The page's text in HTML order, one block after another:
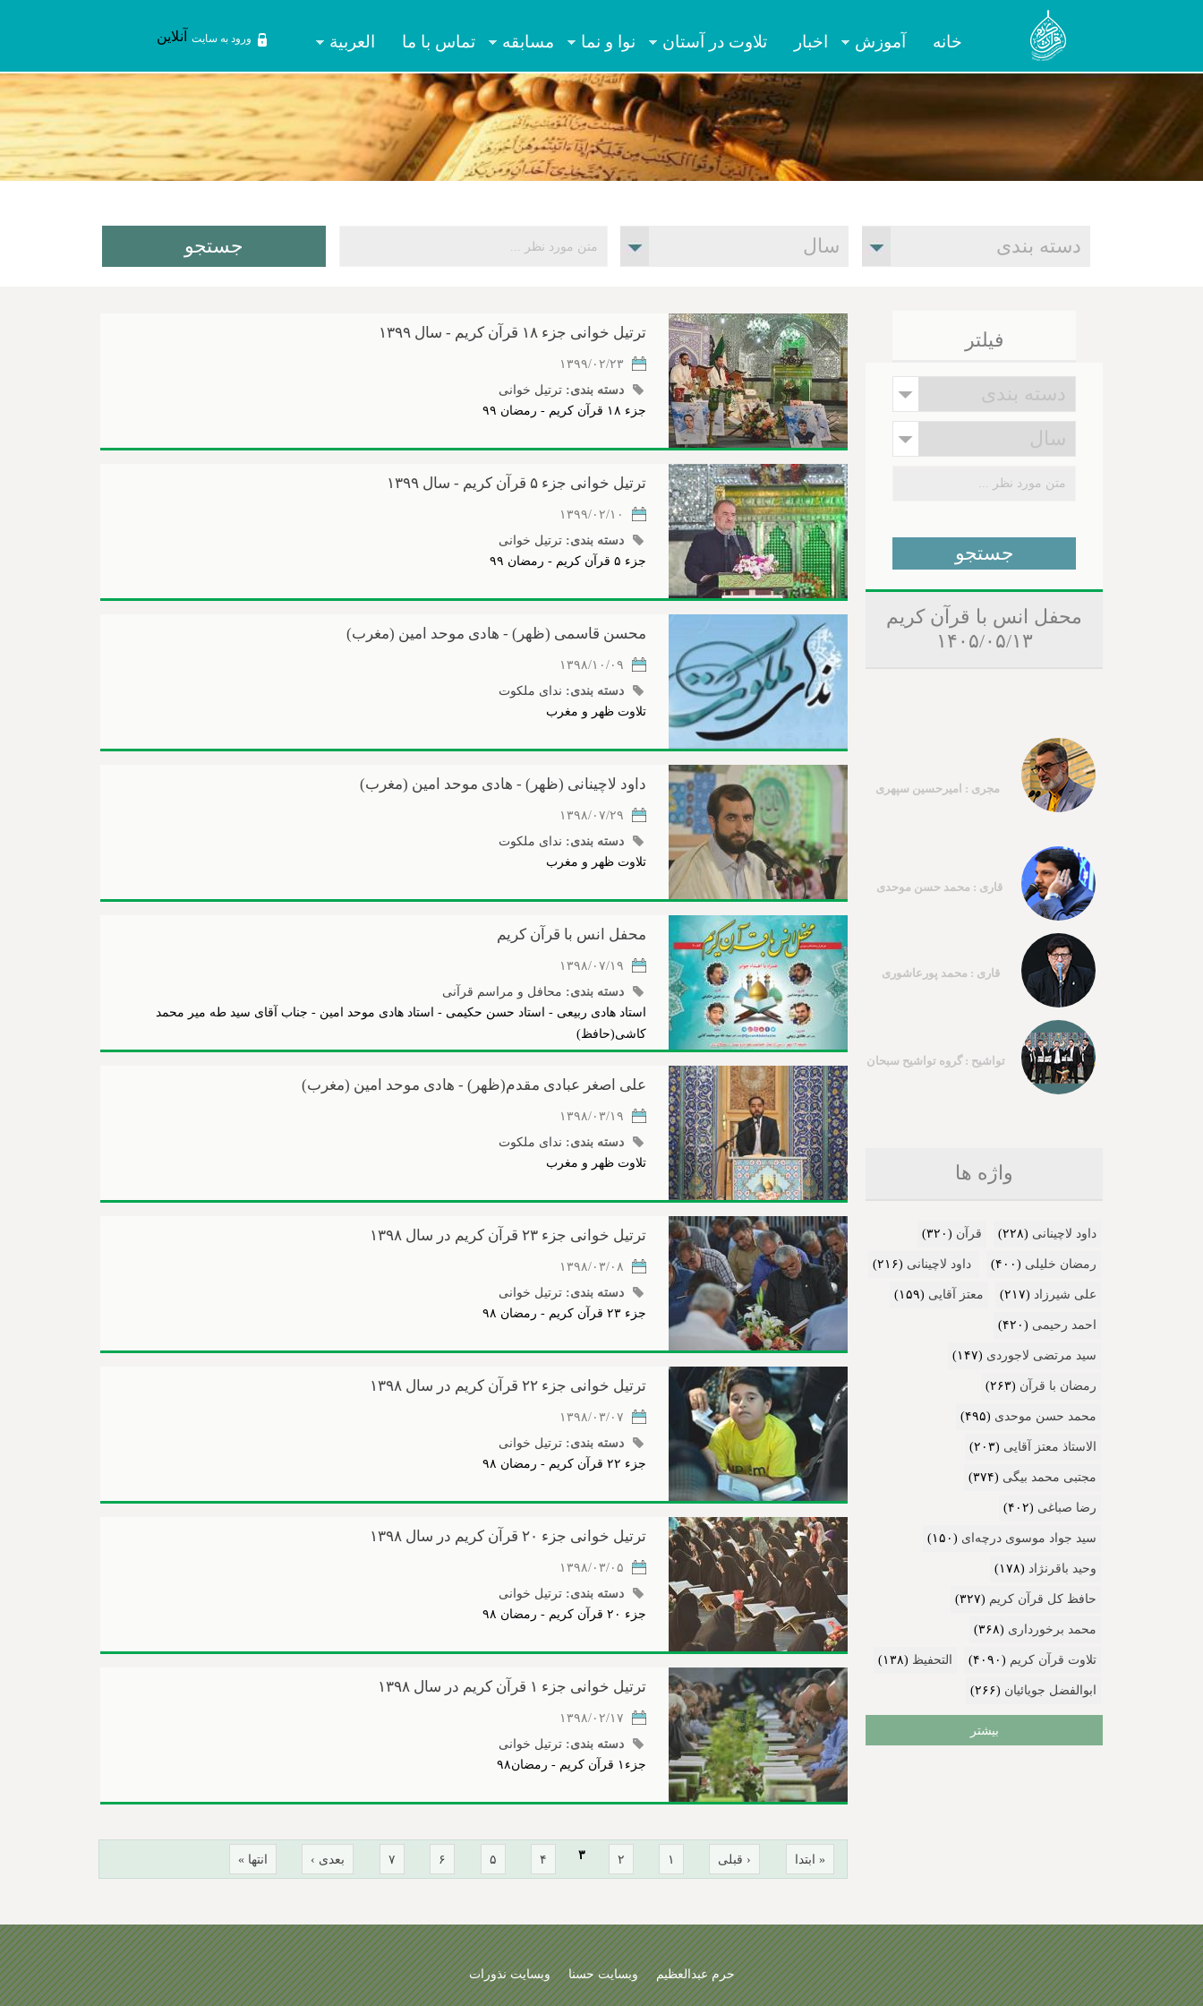
خانه آموزش اخبار تلاوت در آستان نوا و نما مسابقه تماس با ما العربیة ورود به سایت آنلاین
ترتیل خوانی جزء ۱۸ قرآن کریم - سال ۱۳۹۹
۱۳۹۹/۰۲/۲۳
دسته بندی: ترتیل خوانی
جزء ۱۸ قرآن کریم - رمضان ۹۹
ترتیل خوانی جزء ۵ قرآن کریم - سال ۱۳۹۹
۱۳۹۹/۰۲/۱۰
دسته بندی: ترتیل خوانی
جزء ۵ قرآن کریم - رمضان ۹۹
محسن قاسمی (ظهر) - هادی موحد امین (مغرب)
۱۳۹۸/۱۰/۰۹
دسته بندی: ندای ملکوت
تلاوت ظهر و مغرب
داود لاچینانی (ظهر) - هادی موحد امین (مغرب)
۱۳۹۸/۰۷/۲۹
دسته بندی: ندای ملکوت
تلاوت ظهر و مغرب
محفل انس با قرآن کریم
۱۳۹۸/۰۷/۱۹
دسته بندی: محافل و مراسم قرآنی
استاد هادی ربیعی - استاد حسن حکیمی - استاد هادی موحد امین - جناب آقای سید طه میر محمد
کاشی(حافظ)
علی اصغر عبادی مقدم(ظهر) - هادی موحد امین (مغرب)
۱۳۹۸/۰۳/۱۹
دسته بندی: ندای ملکوت
تلاوت ظهر و مغرب
ترتیل خوانی جزء ۲۳ قرآن کریم در سال ۱۳۹۸
۱۳۹۸/۰۳/۰۸
دسته بندی: ترتیل خوانی
جزء ۲۳ قرآن کریم - رمضان ۹۸
ترتیل خوانی جزء ۲۲ قرآن کریم در سال ۱۳۹۸
۱۳۹۸/۰۳/۰۷
دسته بندی: ترتیل خوانی
جزء ۲۲ قرآن کریم - رمضان ۹۸
ترتیل خوانی جزء ۲۰ قرآن کریم در سال ۱۳۹۸
۱۳۹۸/۰۳/۰۵
دسته بندی: ترتیل خوانی
جزء ۲۰ قرآن کریم - رمضان ۹۸
ترتیل خوانی جزء ۱ قرآن کریم در سال ۱۳۹۸
۱۳۹۸/۰۲/۱۷
دسته بندی: ترتیل خوانی
جزء۱ قرآن کریم - رمضان۹۸
ه
ا
« ابتدا ‹ قبلی ۱ ۲ ۳ ۴ ۵ ۶ ۷ بعدی › انتها »
فیلتر
محفل انس با قرآن کریم
۱۴۰۵/۰۵/۱۳
مجری : امیرحسین سپهری
قاری : محمد حسن موحدی
قاری : محمد پورعاشوری
تواشیح : گروه تواشیح سبحان
واژه ها
داود لاچینانی (۲۲۸) قرآن (۳۲۰)
رمضان خلیلی (۴۰۰) داود لاچینانی (۲۱۶)
علی شیرزاد (۲۱۷) معتز آقایی (۱۵۹)
احمد رحیمی (۴۲۰)
سید مرتضی لاجوردی (۱۴۷)
رمضان با قرآن (۲۶۳)
محمد حسن موحدی (۴۹۵)
الاستاذ معتز آقایی (۲۰۳)
مجتبی محمد بیگی (۳۷۴)
رضا صباغی (۴۰۲)
سید جواد موسوی درچه‌ای (۱۵۰)
وحید باقرنژاد (۱۷۸)
حافظ کل قرآن کریم (۳۲۷)
محمد برخورداری (۳۶۸)
تلاوت قرآن کریم (۴۰۹۰) التحفیظ (۱۳۸)
ابوالفضل جویائیان (۲۶۶)
بیشتر
حرم عبدالعظیم وبسایت حسنا وبسایت نذورات